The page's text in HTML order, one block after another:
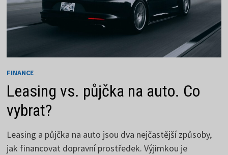
FINANCE
Leasing vs. půjčka na auto. Co
vybrat?
Leasing a půjčka na auto jsou dva nejčastější způsoby,
jak financovat dopravní prostředek. Výjimkou je